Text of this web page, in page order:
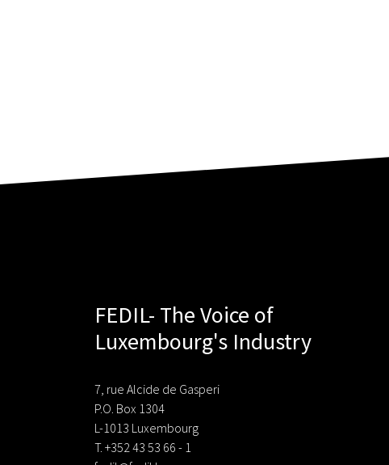
FEDIL- The Voice of
Luxembourg's Industry
7, rue Alcide de Gasperi
P.O. Box 1304
L-1013 Luxembourg
T. +352 43 53 66 - 1